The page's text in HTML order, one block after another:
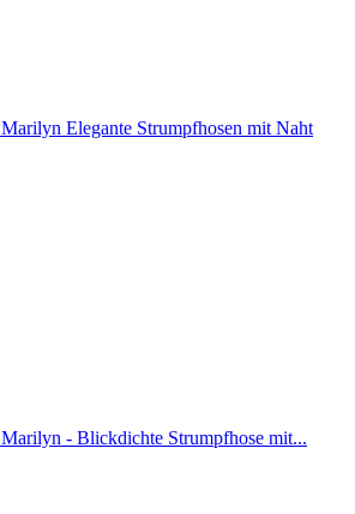
Marilyn Elegante Strumpfhosen mit Naht
Marilyn - Blickdichte Strumpfhose mit...